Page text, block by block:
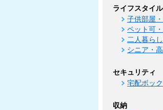
ライフスタイル
子供部屋
ペット可
二人暮ら
シニア・
セキュリティ
宅配ボッ
収納